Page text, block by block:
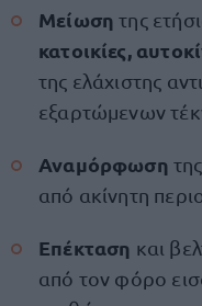
Μείωσητης
κατοικίες,
της ελάχιστης
εξαρτώμενων
Αναμόρφωση
από ακίνητη
Επέκταση και
από τον φόρο